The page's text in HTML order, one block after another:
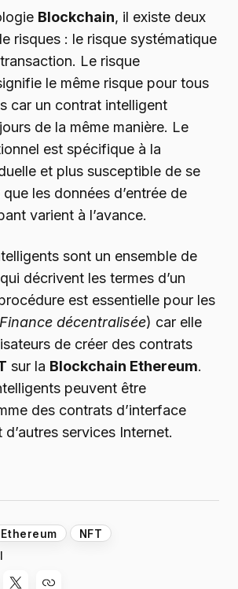
Blockchain, il existe deux
risques : le risque systématique
Le risque
le même risque pour tous
car un contrat intelligent
de la même manière. Le
est spécifique à la
et plus susceptible de se
les données d’entrée de
varient à l’avance.
sont un ensemble de
décrivent les termes d’un
est essentielle pour les
Finance décentralisée) car elle
de créer des contrats
sur la Blockchain Ethereum.
peuvent être
des contrats d’interface
d’autres services Internet.
Ethereum NFT